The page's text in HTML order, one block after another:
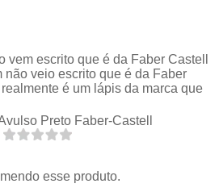
vem escrito que é da Faber Castell
não veio escrito que é da Faber
é um lápis da marca que
Preto Faber-Castell
esse produto.